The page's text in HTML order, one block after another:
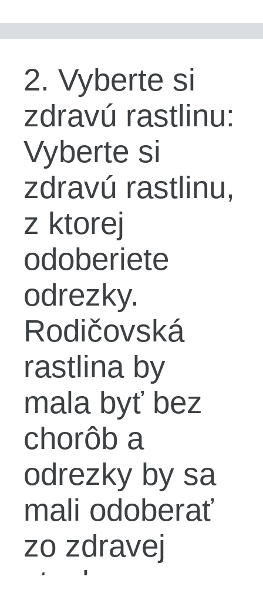
2. Vyberte si
zdravú rastlinu:
Vyberte si
zdravú rastlinu,
z ktorej
odoberiete
odrezky.
Rodičovská
rastlina by
mala byť bez
chorôb a
odrezky by sa
mali odoberať
zo zdravej
stonky.